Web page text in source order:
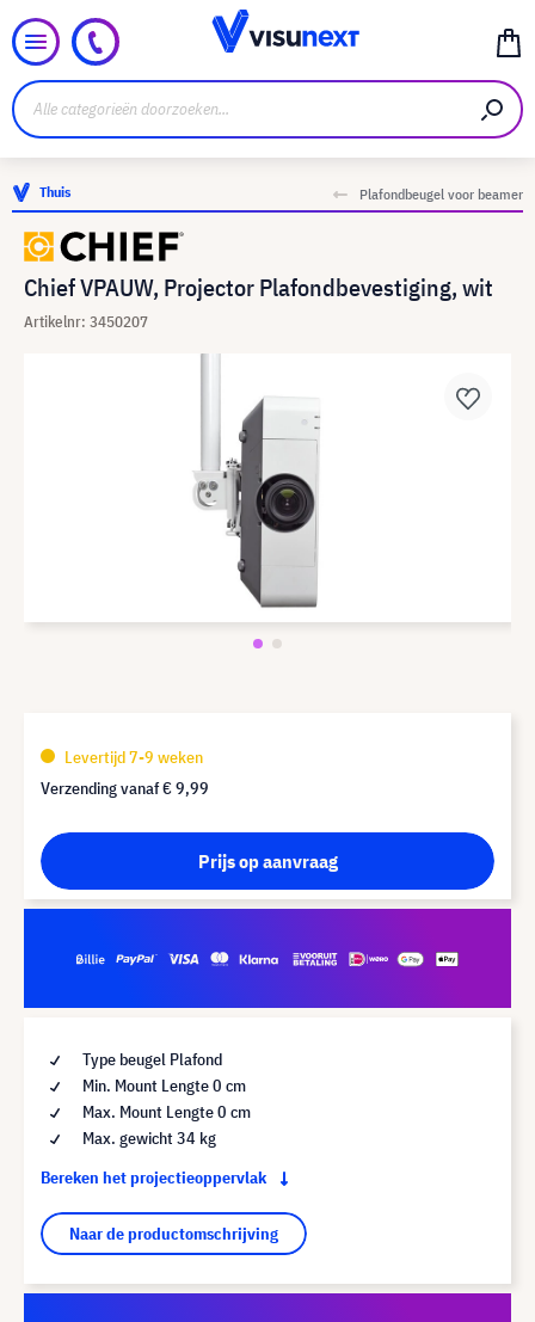
Thuis Plafondbeugel voor beamer
Chief VPAUW, Projector Plafondbevestiging, wit
Artikelnr: 3450207
Levertijd 7-9 weken
Verzending vanaf€ 9,99
Prijs op aanvraag
Type beugel Plafond
Min. Mount Lengte 0 cm
Max. Mount Lengte 0 cm
Max. gewicht 34 kg
Bereken het projectieoppervlak
Naar de productomschrijving